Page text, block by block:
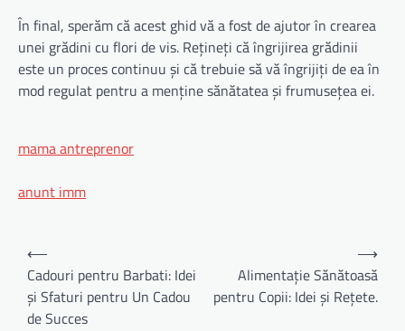
În final, sperăm că acest ghid vă a fost de ajutor în crearea
unei grădini cu flori de vis. Rețineți că îngrijirea grădinii
este un proces continuu și că trebuie să vă îngrijiți de ea în
mod regulat pentru a menține sănătatea și frumusețea ei.
mama antreprenor
anunt imm
Navigare
în
articole
⟵
Cadouri pentru Barbati: Idei
și Sfaturi pentru Un Cadou
de Succes
Alimentație Sănătoasă
pentru Copii: Idei și Rețete.
⟶